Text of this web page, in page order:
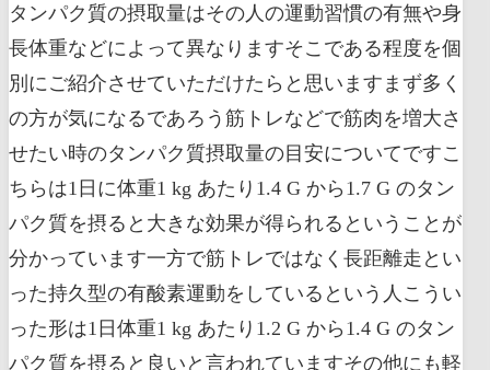
タンパク質の摂取量はその人の運動習慣の有無や身
長体重などによって異なりますそこである程度を個
別にご紹介させていただけたらと思いますまず多く
の方が気になるであろう筋トレなどで筋肉を増大さ
せたい時のタンパク質摂取量の目安についてですこ
ちらは1日に体重1 kg あたり1.4 G から1.7 G のタン
パク質を摂ると大きな効果が得られるということが
分かっています一方で筋トレではなく長距離走とい
った持久型の有酸素運動をしているという人こうい
った形は1日体重1 kg あたり1.2 G から1.4 G のタン
パク質を摂ると良いと言われていますその他にも軽